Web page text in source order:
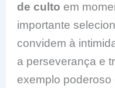
de culto em
importante
convidem à
a perseverança e
exemplo poderoso